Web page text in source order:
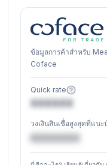
ข้อมูลการค้าสำหรับ
Coface
Quick rate
XXXXXX
วงเงินสินเชื่อสูงสุดที่แนะ
€XXXXXX